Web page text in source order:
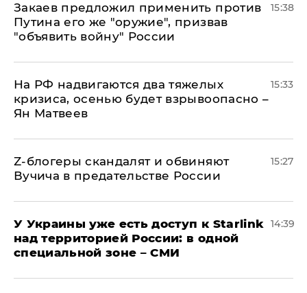
Закаев предложил применить против
Путина его же "оружие", призвав
"объявить войну" России
15:38
На РФ надвигаются два тяжелых
кризиса, осенью будет взрывоопасно –
Ян Матвеев
15:33
Z-блогеры скандалят и обвиняют
Вучича в предательстве России
15:27
У Украины уже есть доступ к Starlink
над территорией России: в одной
специальной зоне – СМИ
14:39